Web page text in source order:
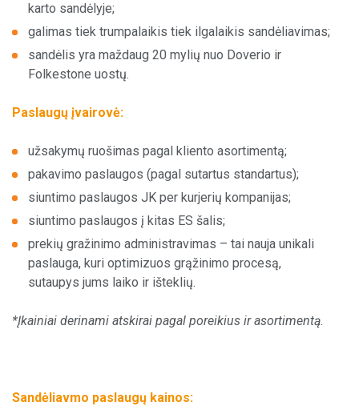
Apie mus
Naujam klientui
Pagal paslaugą
Pagal šalį
Aptarnavimo centrai
karto sandėlyje;
galimas tiek trumpalaikis tiek ilgalaikis sandėliavimas;
sandėlis yra maždaug 20 mylių nuo Doverio ir
Folkestone uostų.
Paslaugų įvairovė:
užsakymų ruošimas pagal kliento asortimentą;
pakavimo paslaugos (pagal sutartus standartus);
siuntimo paslaugos JK per kurjerių kompanijas;
siuntimo paslaugos į kitas ES šalis;
prekių gražinimo administravimas – tai nauja unikali
paslauga, kuri optimizuos grąžinimo procesą,
sutaupys jums laiko ir išteklių.
*Įkainiai derinami atskirai pagal poreikius ir asortimentą.
Sandėliavmo paslaugų kainos: